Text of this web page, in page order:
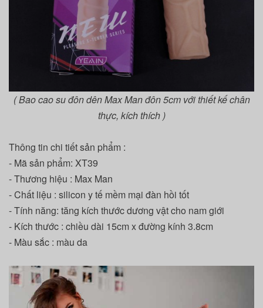
( Bao cao su đôn dên Max Man đôn 5cm với thiết kế chân
thực, kích thích )
Thông tin chi tiết sản phẩm :
- Mã sản phẩm: XT39
-Thương hiệu : Max Man
- Chất liệu : silicon y tế mềm mại đàn hồi tốt
- Tính năng: tăng kích thước dương vật cho nam giới
- Kích thước : chiều dài 15cm x đường kính 3.8cm
- Màu sắc : màu da